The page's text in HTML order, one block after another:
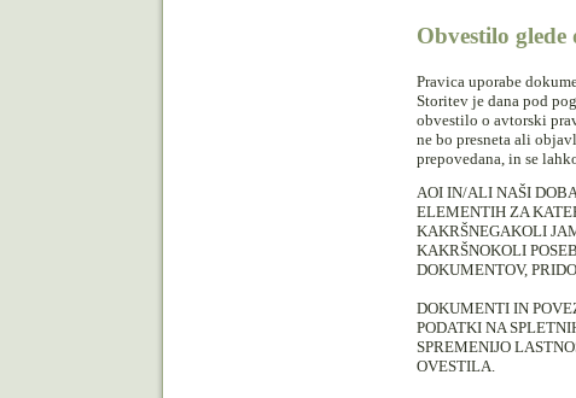
Obvestilo
Pravica uporabe
Storitev je dana pod
obvestilo o avtorski
ne bo presneta ali
prepovedana, in se
AOI IN/ALI NAŠI
ELEMENTIH ZA
KAKRŠNEGAKOLI
KAKRŠNOKOLI
DOKUMENTOV,
DOKUMENTI IN
PODATKI NA
SPREMENIJO
OVESTILA.